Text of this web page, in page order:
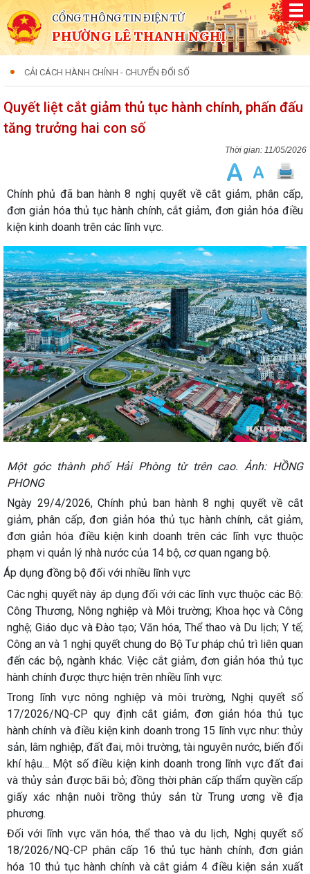
CỔNG THÔNG TIN ĐIỆN TỬ
PHƯỜNG LÊ THANH NGHỊ
CẢI CÁCH HÀNH CHÍNH - CHUYỂN ĐỔI SỐ
Quyết liệt cắt giảm thủ tục hành chính, phấn đấu
tăng trưởng hai con số
11/05/2026
Chính phủ đã ban hành 8 nghị quyết về cắt giảm, phân cấp,
đơn giản hóa thủ tục hành chính, cắt giảm, đơn giản hóa điều
kiện kinh doanh trên các lĩnh vực.
Một góc thành phố Hải Phòng từ trên cao. Ảnh: HỒNG
PHONG
Ngày 29/4/2026, Chính phủ ban hành 8 nghị quyết về cắt
giảm, phân cấp, đơn giản hóa thủ tục hành chính, cắt giảm,
đơn giản hóa điều kiện kinh doanh trên các lĩnh vực thuộc
phạm vi quản lý nhà nước của 14 bộ, cơ quan ngang bộ.
Áp dụng đồng bộ đối với nhiều lĩnh vực
Các nghị quyết này áp dụng đối với các lĩnh vực thuộc các Bộ:
Công Thương, Nông nghiệp và Môi trường; Khoa học và Công
nghệ; Giáo dục và Đào tạo; Văn hóa, Thể thao và Du lịch; Y tế;
Công an và 1 nghị quyết chung do Bộ Tư pháp chủ trì liên quan
đến các bộ, ngành khác. Việc cắt giảm, đơn giản hóa thủ tục
hành chính được thực hiện trên nhiều lĩnh vực:
Trong lĩnh vực nông nghiệp và môi trường, Nghị quyết số
17/2026/NQ-CP quy định cắt giảm, đơn giản hóa thủ tục
hành chính và điều kiện kinh doanh trong 15 lĩnh vực như: thủy
sản, lâm nghiệp, đất đai, môi trường, tài nguyên nước, biến đổi
khí hậu… Một số điều kiện kinh doanh trong lĩnh vực đất đai
và thủy sản được bãi bỏ; đồng thời phân cấp thẩm quyền cấp
giấy xác nhận nuôi trồng thủy sản từ Trung ương về địa
phương.
Đối với lĩnh vực văn hóa, thể thao và du lịch, Nghị quyết số
18/2026/NQ-CP phân cấp 16 thủ tục hành chính, đơn giản
hóa 10 thủ tục hành chính và cắt giảm 4 điều kiện sản xuất